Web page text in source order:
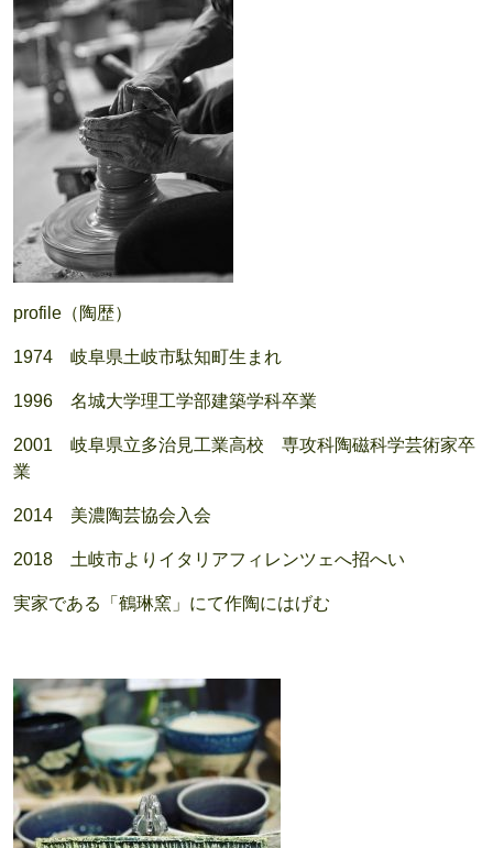
profile（陶歴）
1974 岐阜県土岐市駄知町生まれ
1996 名城大学理工学部建築学科卒業
2001 岐阜県立多治見工業高校 専攻科陶磁科学芸術家卒
業
2014 美濃陶芸協会入会
2018 土岐市よりイタリアフィレンツェへ招へい
実家である「鶴琳窯」にて作陶にはげむ